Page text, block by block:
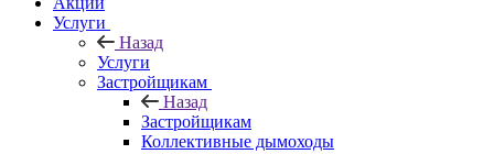
Услуги
Назад
Услуги
Застройщикам
Назад
Застройщикам
Коллективные дымоходы